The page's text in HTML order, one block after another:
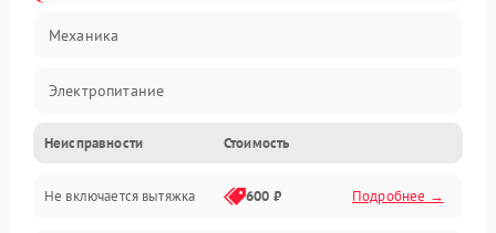
Механика
Электропитание
Вентиляция
Освещение
Неисправности Стоимость
Не включается вытяжка 600 ₽ Подробнее →